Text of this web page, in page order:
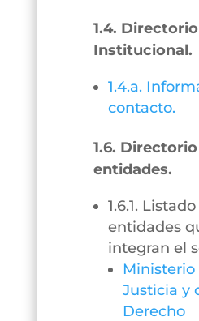
1.4. Directorio
Institucional.
1.4.a.
contacto.
1.6.
entidades.
1.6.1.
entidades
integran el
Ministerio
Justicia y
Derecho